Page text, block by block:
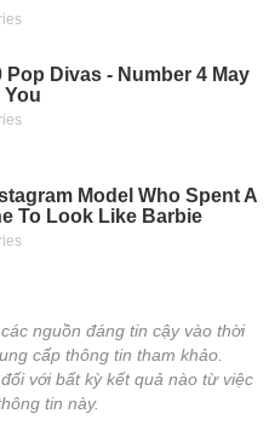
nguồn đáng tin cậy vào thời
cấp thông tin tham khảo.
với bất kỳ kết quả nào từ việc
tin này.